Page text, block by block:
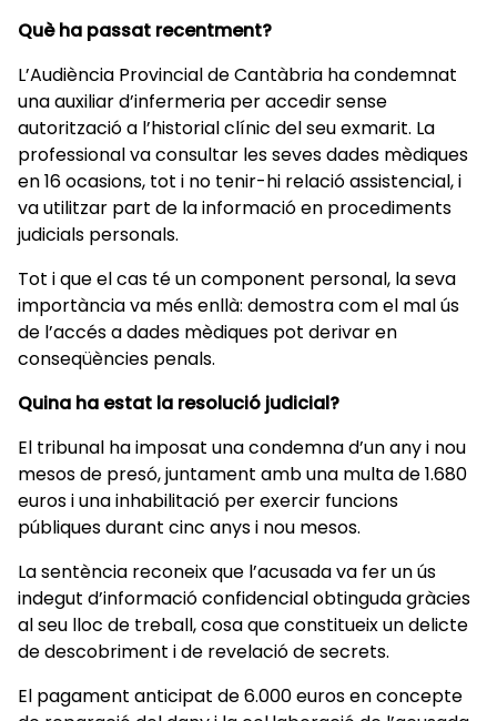
Què ha passat recentment?
L’Audiència Provincial de Cantàbria ha condemnat
una auxiliar d’infermeria per accedir sense
autorització a l’historial clínic del seu exmarit. La
professional va consultar les seves dades mèdiques
en 16 ocasions, tot i no tenir-hi relació assistencial, i
va utilitzar part de la informació en procediments
judicials personals.
Tot i que el cas té un component personal, la seva
importància va més enllà: demostra com el mal ús
de l’accés a dades mèdiques pot derivar en
conseqüències penals.
Quina ha estat la resolució judicial?
El tribunal ha imposat una condemna d’un any i nou
mesos de presó, juntament amb una multa de 1.680
euros i una inhabilitació per exercir funcions
públiques durant cinc anys i nou mesos.
La sentència reconeix que l’acusada va fer un ús
indegut d’informació confidencial obtinguda gràcies
al seu lloc de treball, cosa que constitueix un delicte
de descobriment i de revelació de secrets.
El pagament anticipat de 6.000 euros en concepte